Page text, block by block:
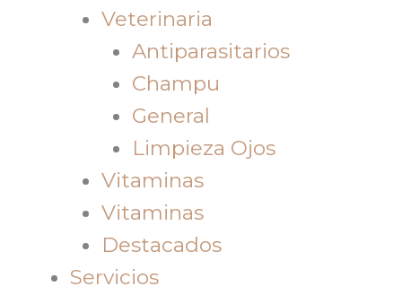
Veterinaria
Antiparasitarios
Champu
General
Limpieza Ojos
Vitaminas
Vitaminas
Destacados
Servicios